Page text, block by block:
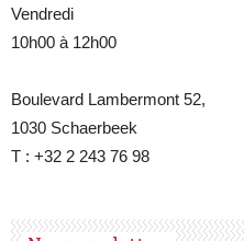
Vendredi
10h00 à 12h00
Boulevard Lambermont 52,
1030 Schaerbeek
T : +32 2 243 76 98